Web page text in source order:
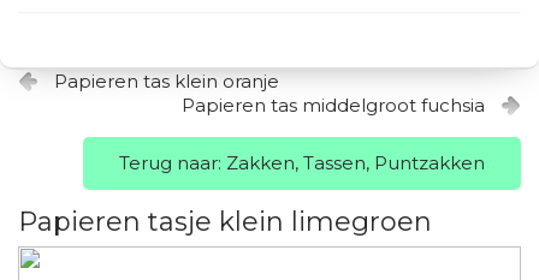
Papieren tas klein oranje
Papieren tas middelgroot fuchsia
Terug naar: Zakken, Tassen, Puntzakken
Papieren tasje klein limegroen